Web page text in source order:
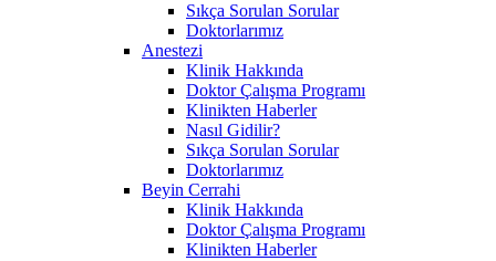
Sıkça Sorulan Sorular
Doktorlarımız
Anestezi
Klinik Hakkında
Doktor Çalışma Programı
Klinikten Haberler
Nasıl Gidilir?
Sıkça Sorulan Sorular
Doktorlarımız
Beyin Cerrahi
Klinik Hakkında
Doktor Çalışma Programı
Klinikten Haberler